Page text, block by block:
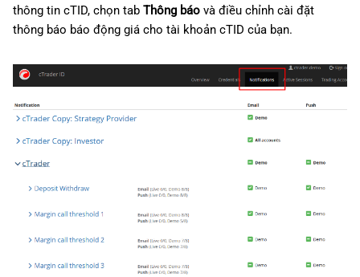
thông tin cTID, chọn tab Thông báo và điều chỉnh cài đặt
thông báo báo động giá cho tài khoản cTID của bạn.